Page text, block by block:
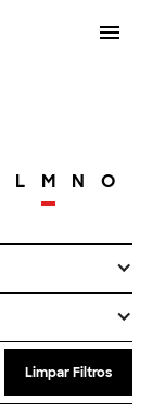
L M N O
Limpar Filtros